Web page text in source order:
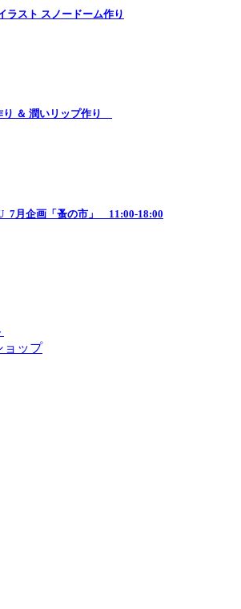
ラスト スノードーム作り
＆ 潤いリップ作り
月企画「蚤の市」 11:00-18:00
ョップ